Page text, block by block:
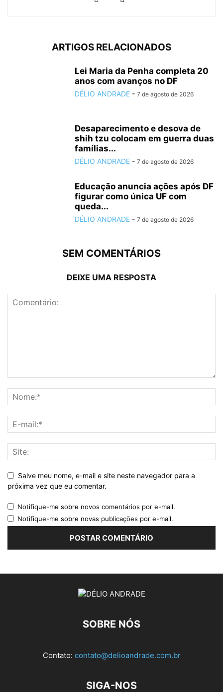
ARTIGOS RELACIONADOS
Lei Maria da Penha completa 20
anos com avanços no DF
DÉLIO ANDRADE - 7 de agosto de 2026
Desaparecimento e desova de
shih tzu colocam em guerra duas
famílias...
DÉLIO ANDRADE - 7 de agosto de 2026
Educação anuncia ações após DF
figurar como única UF com
queda...
DÉLIO ANDRADE - 7 de agosto de 2026
SEM COMENTÁRIOS
DEIXE UMA RESPOSTA
Salve meu nome, e-mail e site neste navegador para a
próxima vez que eu comentar.
Notifique-me sobre novos comentários por e-mail.
Notifique-me sobre novas publicações por e-mail.
SOBRE NÓS
Contato: contato@delioandrade.com.br
SIGA-NOS